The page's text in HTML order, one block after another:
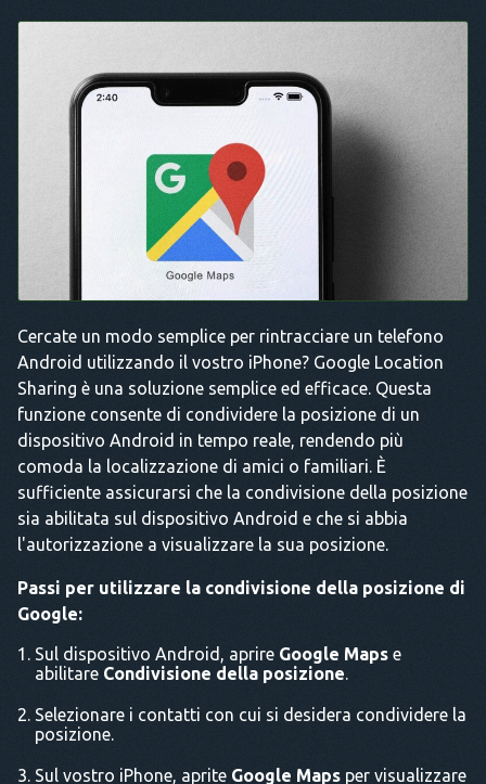
Cercate un modo semplice per rintracciare un telefono
Android utilizzando il vostro iPhone? Google Location
Sharing è una soluzione semplice ed efficace. Questa
funzione consente di condividere la posizione di un
dispositivo Android in tempo reale, rendendo più
comoda la localizzazione di amici o familiari. È
sufficiente assicurarsi che la condivisione della posizione
sia abilitata sul dispositivo Android e che si abbia
l'autorizzazione a visualizzare la sua posizione.
Passi per utilizzare la condivisione della posizione di
Google:
Sul dispositivo Android, aprire Google Maps e
abilitare Condivisione della posizione.
Selezionare i contatti con cui si desidera condividere la
posizione.
Sul vostro iPhone, aprite Google Maps per visualizzare